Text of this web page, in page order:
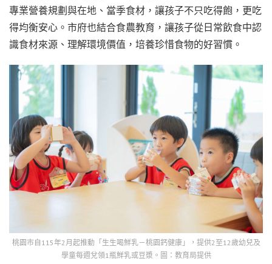
專業營養規劃與在地、當季食材，讓孩子不只吃得飽，更吃
得均衡安心。市府也結合食農教育，讓孩子從日常飲食中認
識食材來源、理解環境價值，培養珍惜食物的好習慣。
桃園市自115年2月起推動「生生喝鮮乳－桃園鈣健康」，提供2至12歲幼兒及
學童每週兌領1瓶鮮乳或豆漿。圖：教育局提供